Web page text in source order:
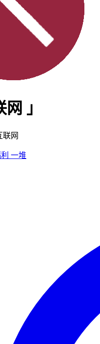
网 」
联网
一堆